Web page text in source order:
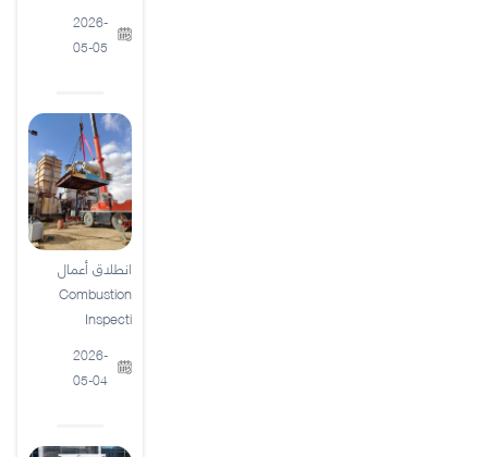
2026-
05-05
انطلاق أعمال
Combustion
Inspecti
2026-
05-04